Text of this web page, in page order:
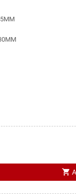
shopping_cart